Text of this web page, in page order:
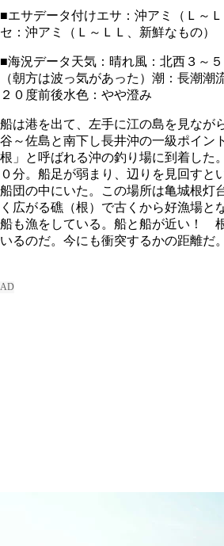
■エサデータ付けエサ：沖アミ（Ｌ～
セ：沖アミ（Ｌ～ＬＬ、新鮮なもの）
■海況データ天気：晴れ風：北西３～
（朝方は波っ気があった）潮：長潮潮
２０度前後水色：やや澄み
船は港を出て、左手に江の島を見なが
谷～佐島と南下し長井沖の一級ポイン
根」と呼ばれる沖の釣り場に到着した
０分。船足が弱まり、辺りを見回すと
船団の中にいた。この場所は亀城根灯
く広がる礁（根）で古くから好漁場と
船も漁をしている。船と船が近い！
いるのだ。今にも衝突するかの距離だ。